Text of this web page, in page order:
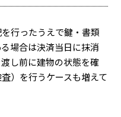
行ったうえで鍵・書類
場合は決済当日に抹消
し前に建物の状態を確
）を行うケースも増えて